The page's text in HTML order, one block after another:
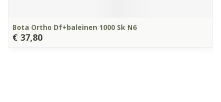
Bota Ortho Df+baleinen 1000 Sk N6
€ 37,80